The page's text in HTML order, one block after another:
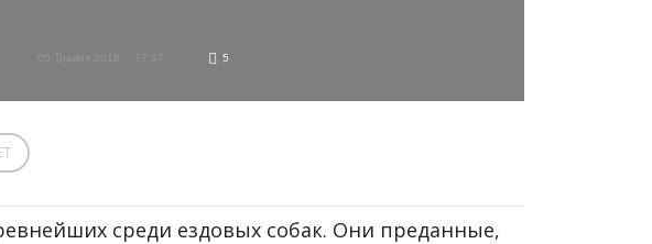
17:07 5
среди ездовых собак. Они преданные,